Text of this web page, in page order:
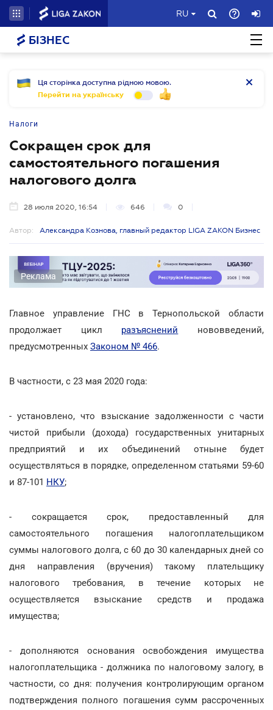
RU
БІЗНЕС
Ця сторінка доступна рідною мовою.
Перейти на українську
Налоги
Сокращен срок для
самостоятельного погашения
налогового долга
28 июля 2020, 16:54 646 0
Автор: Александра Кознова, главный редактор LIGA ZAKON Бизнес
Реклама
Главное управление ГНС в Тернопольской области
продолжает цикл разъяснений нововведений,
предусмотренных Законом № 466.
В частности, с 23 мая 2020 года:
- установлено, что взыскание задолженности с части
чистой прибыли (дохода) государственных унитарных
предприятий и их объединений отныне будет
осуществляться в порядке, определенном статьями 59-60
и 87-101 НКУ;
- сокращается срок, предоставленный для
самостоятельного погашения налогоплательщиком
суммы налогового долга, с 60 до 30 календарных дней со
дня направления (вручения) такому плательщику
налогового требования, в течение которых не
осуществляется взыскание средств и продажа
имущества;
- дополняются основания освобождения имущества
налогоплательщика - должника по налоговому залогу, в
частности, со дня: получения контролирующим органом
подтверждения полного погашения сумм рассроченных